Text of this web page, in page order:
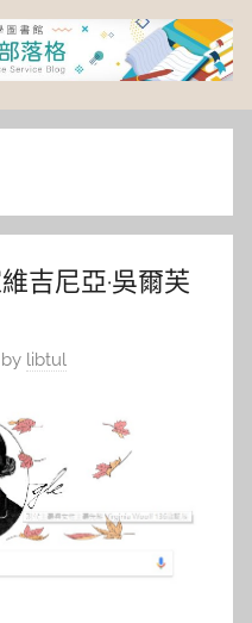
吉尼亞·吳爾芙
by libtul